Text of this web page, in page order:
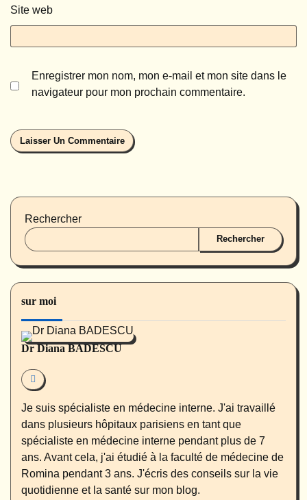
Site web
Enregistrer mon nom, mon e-mail et mon site dans le
navigateur pour mon prochain commentaire.
Rechercher
Rechercher
sur moi
Dr Diana BADESCU
Je suis spécialiste en médecine interne. J'ai travaillé
dans plusieurs hôpitaux parisiens en tant que
spécialiste en médecine interne pendant plus de 7
ans. Avant cela, j'ai étudié à la faculté de médecine de
Romina pendant 3 ans. J'écris des conseils sur la vie
quotidienne et la santé sur mon blog.